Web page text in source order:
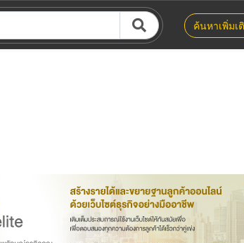
ค้นหาเพิ่มเ
ก/นำเข้า ธุรกิจบริการ